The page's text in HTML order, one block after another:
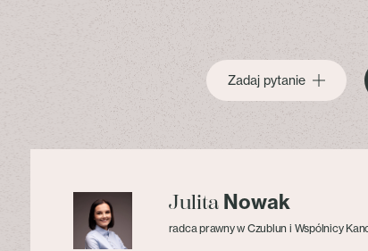
Zadaj pytanie
Julita Nowak
radca prawny w Czublun i Wspólnicy